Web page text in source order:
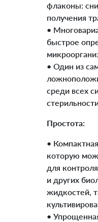
флаконы:
получения
•
быстрое
• Один из
среди всех
Простота:
•
которую
для
и других
жидкостей,
•